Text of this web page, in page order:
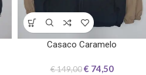
Casaco Caramelo
€149,00 € 74,50